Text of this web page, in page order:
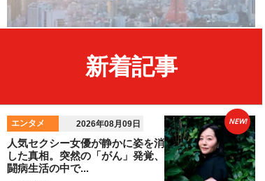
新着記事
エンタメ 2026年08月09日
人気セクシー女優が静かに姿を消
した真相。突然の「がん」発覚、
闘病生活の中で...
NEW!